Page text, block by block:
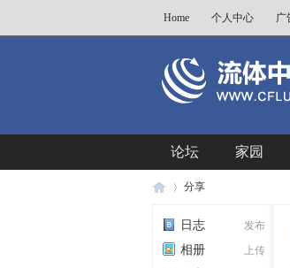
Home 个人中心 广
论坛 家园
分享
发布
日志
上传
相册